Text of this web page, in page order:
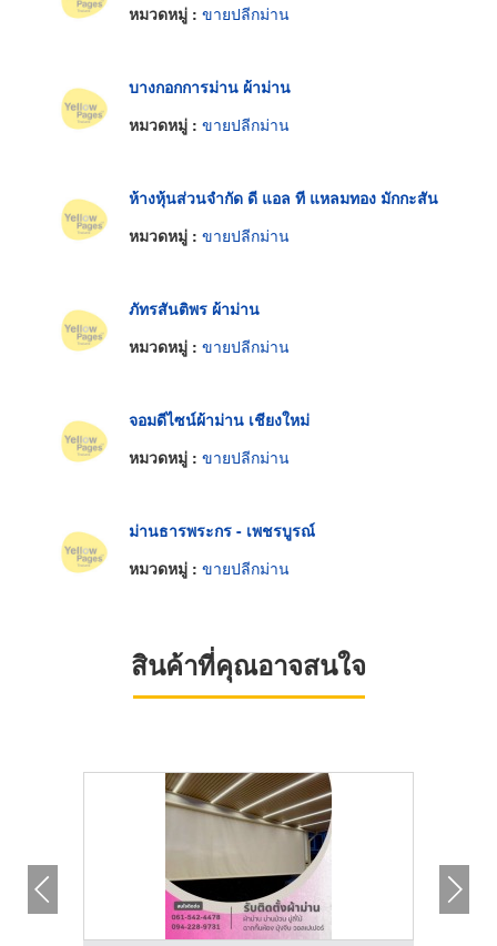
หมวดหมู่ : ขายปลีกม่าน
บางกอกการม่าน ผ้าม่าน
หมวดหมู่ : ขายปลีกม่าน
ห้างหุ้นส่วนจำกัด ดี แอล ที แหลมทอง มักกะสัน
หมวดหมู่ : ขายปลีกม่าน
ภัทรสันติพร ผ้าม่าน
หมวดหมู่ : ขายปลีกม่าน
จอมดีไซน์ผ้าม่าน เชียงใหม่
หมวดหมู่ : ขายปลีกม่าน
ม่านธารพระกร - เพชรบูรณ์
หมวดหมู่ : ขายปลีกม่าน
สินค้าที่คุณอาจสนใจ